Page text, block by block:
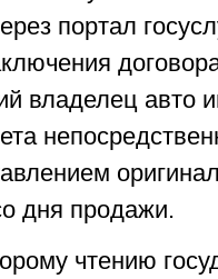
портал
владелец авто
дня продажи.
чтению